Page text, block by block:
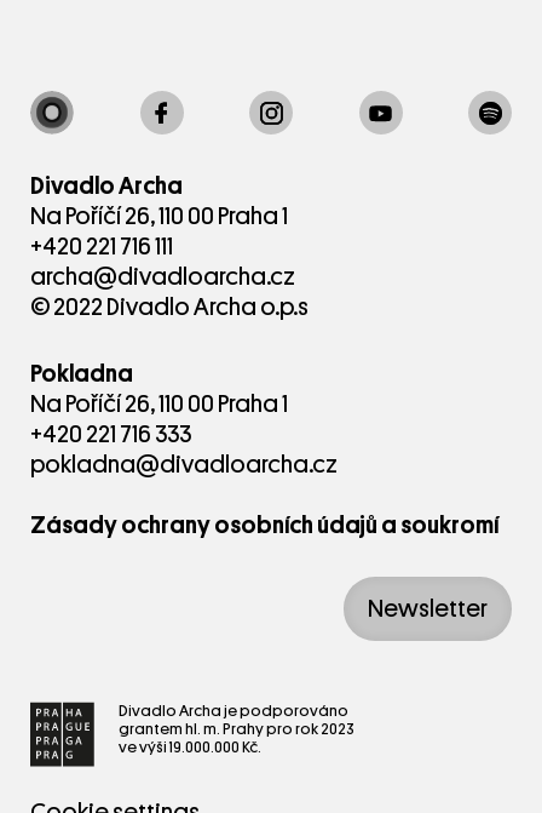
Divadlo Archa
Na Poříčí 26, 110 00 Praha 1
+420 221 716 111
archa@divadloarcha.cz
© 2022 Divadlo Archa o.p.s
Pokladna
Na Poříčí 26, 110 00 Praha 1
+420 221 716 333
pokladna@divadloarcha.cz
Zásady ochrany osobních údajů a soukromí
Newsletter
Divadlo Archa je podporováno
grantem hl. m. Prahy pro rok 2023
ve výši 19.000.000 Kč.